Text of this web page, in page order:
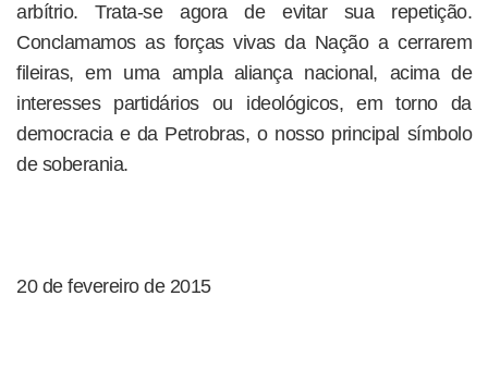
arbítrio. Trata-se agora de evitar sua repetição.
Conclamamos as forças vivas da Nação a cerrarem
fileiras, em uma ampla aliança nacional, acima de
interesses partidários ou ideológicos, em torno da
democracia e da Petrobras, o nosso principal símbolo
de soberania.
20 de fevereiro de 2015